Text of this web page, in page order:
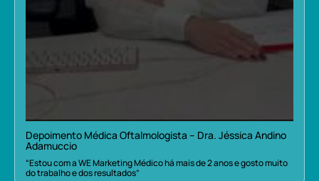
Depoimento Médica Oftalmologista – Dra. Jéssica Andino
Adamuccio
“Estou com a WE Marketing Médico há mais de 2 anos e gosto muito
do trabalho e dos resultados”